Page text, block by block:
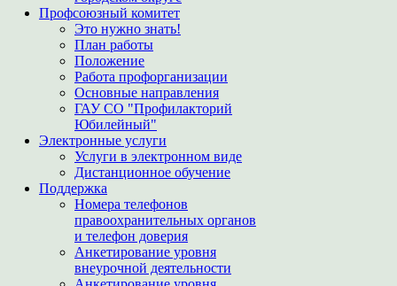
Профсоюзный комитет
Это нужно знать!
План работы
Положение
Работа профорганизации
Основные направления
ГАУ СО "Профилакторий
Юбилейный"
Электронные услуги
Услуги в электронном виде
Дистанционное обучение
Поддержка
Номера телефонов
правоохранительных органов
и телефон доверия
Анкетирование уровня
внеурочной деятельности